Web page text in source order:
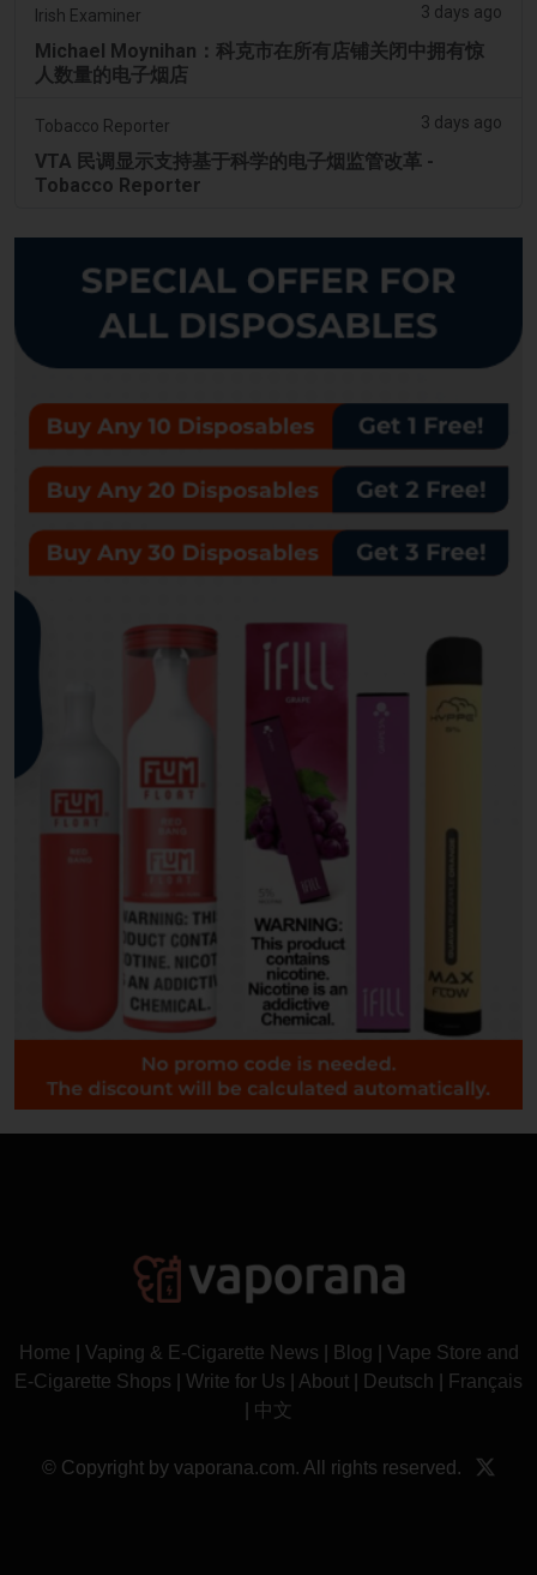
Irish Examiner 3 days ago
Michael Moynihan：科克市在所有店铺关闭中拥有惊
人数量的电子烟店
Tobacco Reporter 3 days ago
VTA 民调显示支持基于科学的电子烟监管改革 -
Tobacco Reporter
Home Vaping & E-Cigarette News Blog
Vape Store and
E-Cigarette Shops
Write for Us About Deutsch
Français
中文
© Copyright by vaporana.com. All rights reserved.